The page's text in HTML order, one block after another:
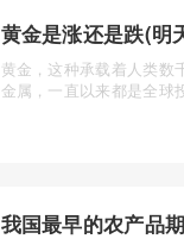
黄金，这种承载着人类数
金属，一直以来都是全球